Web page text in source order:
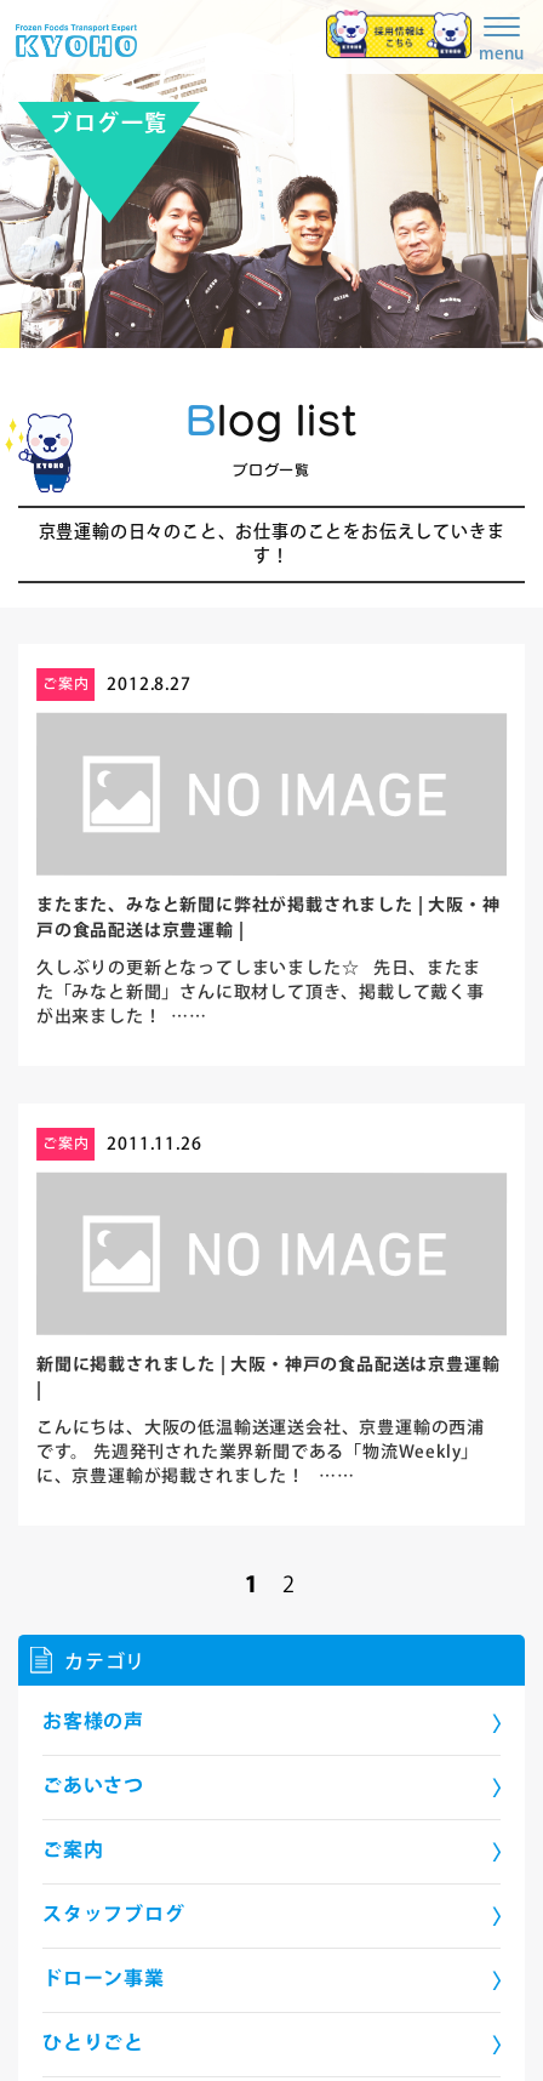
menu
ブログ一覧
Blog list
ブログ一覧
京豊運輸の日々のこと、お仕事のことをお伝えしていきま
す！
ご案内 2012.8.27
またまた、みなと新聞に弊社が掲載されました | 大阪・神
戸の食品配送は京豊運輸 |
久しぶりの更新となってしまいました☆ 先日、またま
た「みなと新聞」さんに取材して頂き、掲載して戴く事
が出来ました！ ……
ご案内 2011.11.26
新聞に掲載されました | 大阪・神戸の食品配送は京豊運輸
こんにちは、大阪の低温輸送運送会社、京豊運輸の西浦
です。 先週発刊された業界新聞である「物流Weekly」
に、京豊運輸が掲載されました！ ……
1 2
カテゴリ
お客様の声
ごあいさつ
ご案内
スタッフブログ
ドローン事業
ひとりごと